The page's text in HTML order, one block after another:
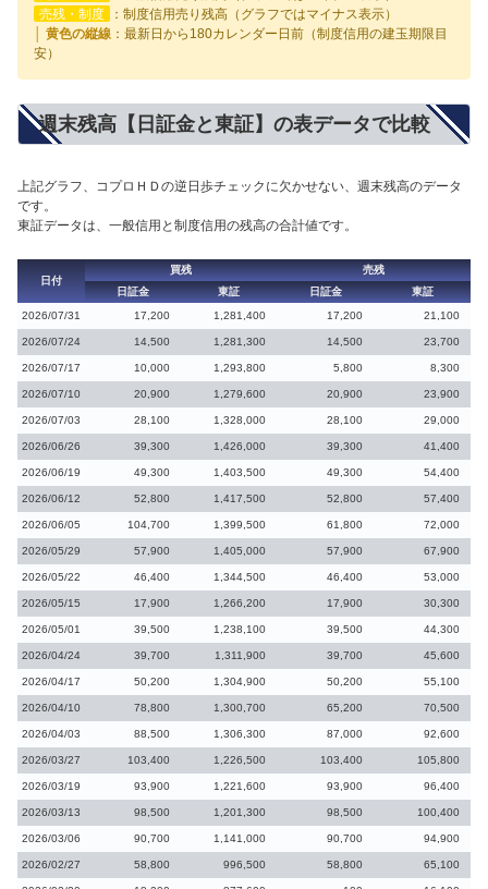
売残・制度
：制度信用売り残高（グラフではマイナス表示）
│ 黄色の縦線 ：最新日から180カレンダー日前（制度信用の建玉期限目
安）
週末残高【日証金と東証】の表データで比較
上記グラフ、コプロＨＤの逆日歩チェックに欠かせない、週末残高のデータ
です。
東証データは、一般信用と制度信用の残高の合計値です。
日付
買残
売残
日証金
東証 日証金
東証
2026/07/31
17,200 1,281,400 17,200 21,100
2026/07/24 14,500 1,281,300 14,500 23,700
2026/07/17 10,000 1,293,800 5,800 8,300
2026/07/10 20,900 1,279,600 20,900 23,900
2026/07/03 28,100 1,328,000 28,100 29,000
2026/06/26 39,300 1,426,000 39,300 41,400
2026/06/19 49,300 1,403,500 49,300 54,400
2026/06/12 52,800 1,417,500 52,800 57,400
2026/06/05 104,700 1,399,500 61,800 72,000
2026/05/29 57,900 1,405,000 57,900 67,900
2026/05/22 46,400 1,344,500 46,400 53,000
2026/05/15 17,900 1,266,200 17,900 30,300
2026/05/01 39,500 1,238,100 39,500 44,300
2026/04/24 39,700 1,311,900 39,700 45,600
2026/04/17 50,200 1,304,900 50,200 55,100
2026/04/10 78,800 1,300,700 65,200 70,500
2026/04/03 88,500 1,306,300 87,000 92,600
2026/03/27 103,400 1,226,500 103,400 105,800
2026/03/19 93,900 1,221,600 93,900 96,400
2026/03/13 98,500 1,201,300 98,500 100,400
2026/03/06 90,700 1,141,000 90,700 94,900
2026/02/27 58,800 996,500 58,800 65,100